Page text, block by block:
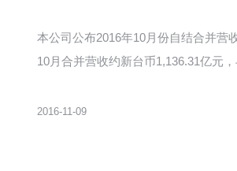
本公司公布2016年10月份自结合并营
10月合并营收约新台币1,136.31亿元
2016-11-09